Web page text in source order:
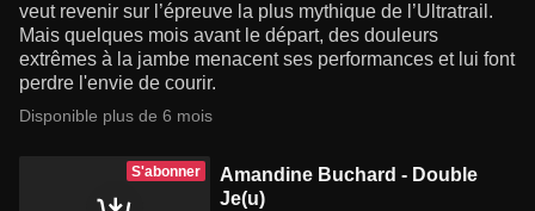
veut revenir sur l’épreuve la plus mythique de l’Ultratrail.
Mais quelques mois avant le départ, des douleurs
extrêmes à la jambe menacent ses performances et lui font
perdre l'envie de courir.
Disponible plus de 6 mois
S'abonner
Amandine Buchard - Double
Je(u)